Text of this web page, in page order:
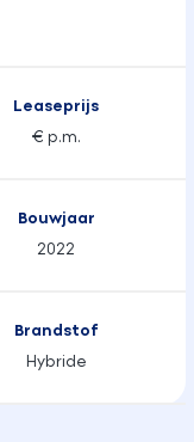
Leaseprijs
€ p.m.
Bouwjaar
2022
Brandstof
Hybride